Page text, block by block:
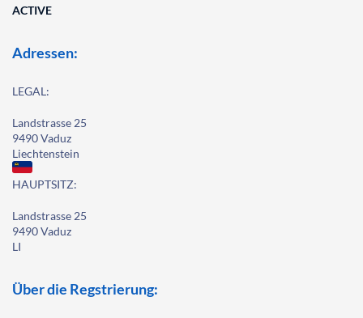
ACTIVE
Adressen:
LEGAL:
Landstrasse 25
9490 Vaduz
Liechtenstein
HAUPTSITZ:
Landstrasse 25
9490 Vaduz
LI
Über die Regstrierung: